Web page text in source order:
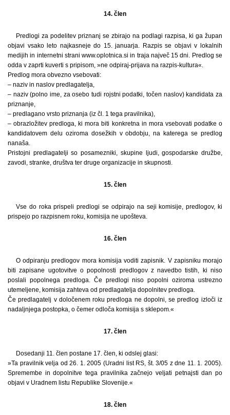
14. člen
Predlogi za podelitev priznanj se zbirajo na podlagi razpisa, ki ga župan
objavi vsako leto najkasneje do 15. januarja. Razpis se objavi v lokalnih
medijih in internetni strani www.oplotnica.si in traja največ 15 dni. Predlog se
odda v zaprti kuverti s pripisom, »ne odpiraj-prijava na razpis-kultura«.
Predlog mora obvezno vsebovati:
– naziv in naslov predlagatelja,
– naziv (polno ime, za osebo tudi rojstni podatki, točen naslov) kandidata za
priznanje,
– predlagano vrsto priznanja (iz čl. 1 tega pravilnika),
– obrazložitev predloga, ki mora biti konkretna in mora vsebovati podatke o
kandidatovem delu oziroma dosežkih v obdobju, na katerega se predlog
nanaša.
Pristojni predlagatelji so posamezniki, skupine ljudi, gospodarske družbe,
zavodi, stranke, društva ter druge organizacije in skupnosti.
15. člen
Vse do roka prispeli predlogi se odpirajo na seji komisije, predlogov, ki
prispejo po razpisnem roku, komisija ne upošteva.
16. člen
O odpiranju predlogov mora komisija voditi zapisnik. V zapisniku morajo
biti zapisane ugotovitve o popolnosti predlogov z navedbo tistih, ki niso
poslali popolnega predloga. Če predlogi niso popolni oziroma ustrezno
utemeljene, komisija zahteva od predlagatelja dopolnitev predloga.
Če predlagatelj v določenem roku predloga ne dopolni, se predlog izloči iz
nadaljnjega postopka, o čemer odloča komisija s sklepom.«
17. člen
Dosedanji 11. člen postane 17. člen, ki odslej glasi:
»Ta pravilnik velja od 26. 1. 2005 (Uradni list RS, št. 3/05 z dne 11. 1. 2005).
Spremembe in dopolnitve tega pravilnika začnejo veljati petnajsti dan po
objavi v Uradnem listu Republike Slovenije.«
18. člen